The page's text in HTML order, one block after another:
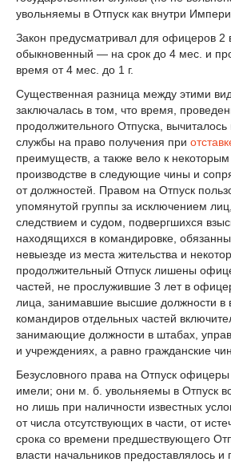
увольняемы в Отпуск как внутри
Закон предусматривал для офицеров 2
обыкновенный — на срок до 4 мес. и
время от 4 мес. до 1 г.
Существенная разница между этими
заключалась в том, что время,
продолжительного Отпуска, вычиталось
службы на право получения при
преимуществ, а также вело к
производстве в следующие чины и
от должностей. Правом на Отпуск
упомянутой группы за исключением
следствием и судом, подвергшихся
находящихся в командировке,
невыезде из места жительства и
продолжительный Отпуск лишены
частей, не прослужившие 3 лет в
лица, занимавшие высшие должности в
командиров отдельных частей
занимающие должности в штабах,
и учреждениях, а равно гражданские
Безусловного права на Отпуск
имели; они м. б. увольняемы в Отпуск
но лишь при наличности известных
от числа отсутствующих в части, от
срока со времени предшествующего
власти начальников предоставлялось и